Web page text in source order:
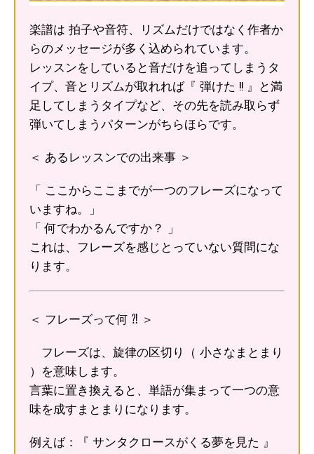
楽譜は 拍子や音符、リズムだけではなく作者か
らのメッセージが多く込められています。
レッスンをしていると音だけを追ってしまうタ
イプ、音とリズムが取れれば『 弾けた !! 』と満
足してしまうタイプなど、その先を読み取らず
弾いてしまうパターンがちらほらです。
＜ あるレッスンでの出来事 ＞
「 ここからここまでが一つのフレーズになって
いますね。」
「 何でわかるんですか？ 」
これは、フレーズを感じとっていない質問にな
ります。
＜ フレーズって何 ⁈ ＞
フレーズは、旋律の区切り（ 小さなまとまり
）を意味します。
言葉に置き換えると、単語が集まって一つの意
味を成すまとまりになります。
例えば：『 サンタクロースがくる夢を見た 』